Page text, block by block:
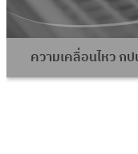
ความเคลื่อนไหว ก